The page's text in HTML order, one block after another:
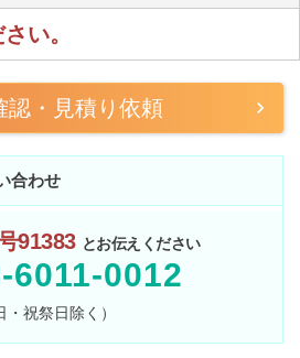
い。
認・見積り依頼
合わせ
91383 とお伝えください
6011-0012
祝祭日除く）